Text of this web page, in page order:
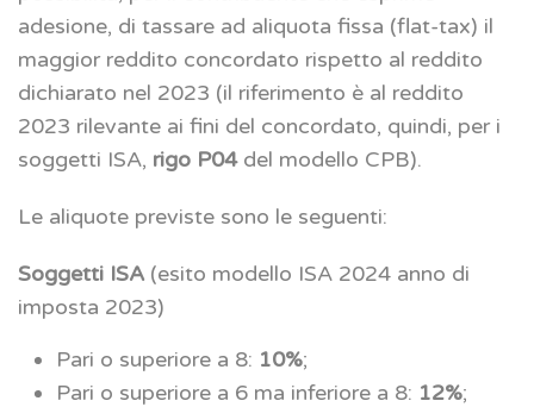
adesione, di tassare ad aliquota fissa (flat-tax) il
maggior reddito concordato rispetto al reddito
dichiarato nel 2023 (il riferimento è al reddito
2023 rilevante ai fini del concordato, quindi, per i
soggetti ISA, rigo P04del modello CPB).
Le aliquote previste sono le seguenti:
Soggetti ISA (esito modello ISA 2024 anno di
imposta 2023)
Pari o superiore a 8: 10%;
Pari o superiore a 6 ma inferiore a 8: 12%;